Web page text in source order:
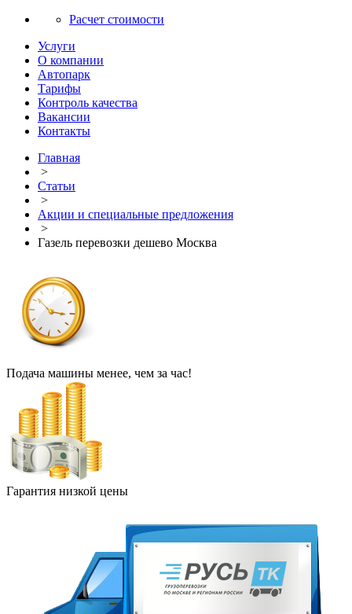
Расчет стоимости
Услуги
О компании
Автопарк
Тарифы
Контроль качества
Вакансии
Контакты
Главная
>
Статьи
>
Акции и специальные предложения
>
Газель перевозки дешево Москва
Подача машины менее, чем за час!
Гарантия низкой цены